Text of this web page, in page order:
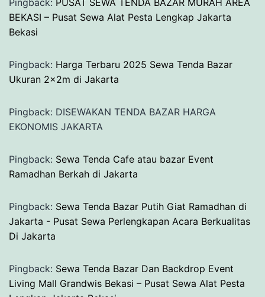
Pingback: PUSAT SEWA TENDA BAZAR MURAH AREA
BEKASI – Pusat Sewa Alat Pesta Lengkap Jakarta
Bekasi
Pingback: Harga Terbaru 2025 Sewa Tenda Bazar
Ukuran 2x2m di Jakarta
Pingback: DISEWAKAN TENDA BAZAR HARGA
EKONOMIS JAKARTA
Pingback: Sewa Tenda Cafe atau bazar Event
Ramadhan Berkah di Jakarta
Pingback: Sewa Tenda Bazar Putih Giat Ramadhan di
Jakarta - Pusat Sewa Perlengkapan Acara Berkualitas
Di Jakarta
Pingback: Sewa Tenda Bazar Dan Backdrop Event
Living Mall Grandwis Bekasi – Pusat Sewa Alat Pesta